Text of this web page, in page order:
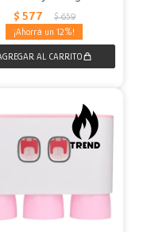
$ 577 $ 659
12